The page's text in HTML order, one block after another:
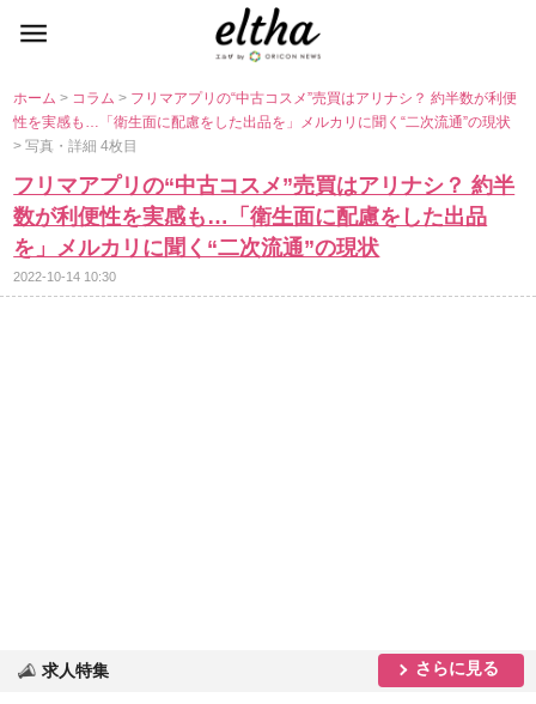
ホーム> コラム> フリマアプリの“中古コスメ”売買はアリナシ？ 約半数が利便
性を実感も…「衛生面に配慮をした出品を」メルカリに聞く“二次流通”の現状
> 写真・詳細 4枚目
フリマアプリの“中古コスメ”売買はアリナシ？ 約半
数が利便性を実感も…「衛生面に配慮をした出品
を」メルカリに聞く“二次流通”の現状
2022-10-14 10:30
求人特集 さらに見る